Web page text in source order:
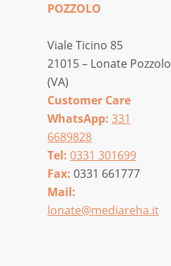
POZZOLO
Viale Ticino 85
21015 – Lonate Pozzolo
(VA)
Customer Care
WhatsApp: 331
6689828
Tel: 0331 301699
Fax: 0331 661777
Mail:
lonate@mediareha.it